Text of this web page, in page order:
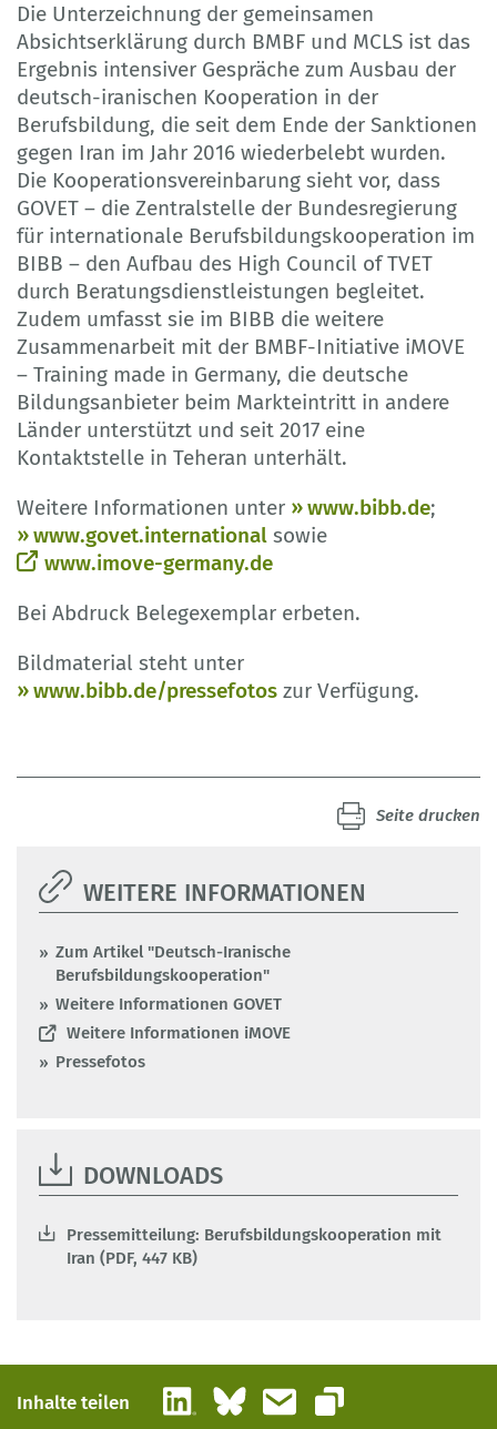
Die Unterzeichnung der gemeinsamen
Absichtserklärung durch BMBF und MCLS ist das
Ergebnis intensiver Gespräche zum Ausbau der
deutsch-iranischen Kooperation in der
Berufsbildung, die seit dem Ende der Sanktionen
gegen Iran im Jahr 2016 wiederbelebt wurden.
Die Kooperationsvereinbarung sieht vor, dass
GOVET – die Zentralstelle der Bundesregierung
für internationale Berufsbildungskooperation im
BIBB – den Aufbau des High Council of TVET
durch Beratungsdienstleistungen begleitet.
Zudem umfasst sie im BIBB die weitere
Zusammenarbeit mit der BMBF-Initiative iMOVE
– Training made in Germany, die deutsche
Bildungsanbieter beim Markteintritt in andere
Länder unterstützt und seit 2017 eine
Kontaktstelle in Teheran unterhält.
Weitere Informationen unter
www.bibb.de;
www.govet.international sowie
www.imove-germany.de
Bei Abdruck Belegexemplar erbeten.
Bildmaterial steht unter
www.bibb.de/pressefotos zur Verfügung.
Seite drucken
WEITERE INFORMATIONEN
Zum Artikel "Deutsch-Iranische
Berufsbildungskooperation"
Weitere Informationen GOVET
Weitere Informationen iMOVE
Pressefotos
DOWNLOADS
Pressemitteilung: Berufsbildungskooperation mit
Iran (PDF, 447 KB)
Inhalte teilen LinkedInBlueskyE-Mail
Link kopieren